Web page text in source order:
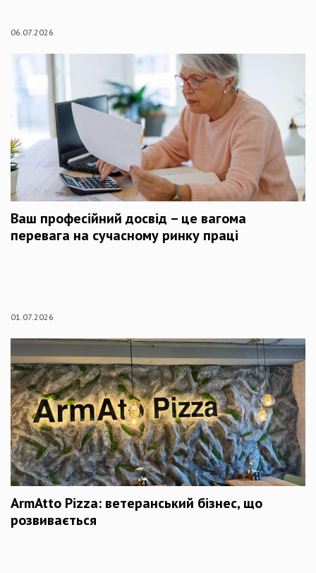
06.07.2026
Ваш професійний досвід – це вагома
перевага на сучасному ринку праці
01.07.2026
ArmAtto Pizza: ветеранський бізнес, що
розвивається